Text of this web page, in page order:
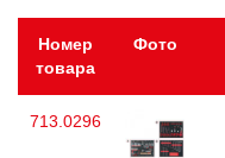
Номер
товара
Фото
713.0296